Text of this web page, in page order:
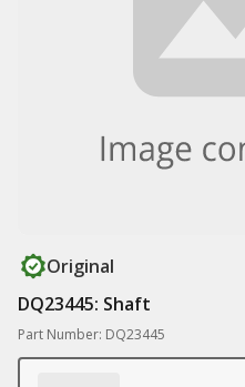
Original
DQ23445: Shaft
Part Number: DQ23445